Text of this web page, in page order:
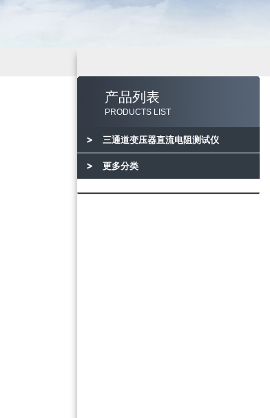
产品列表
PRODUCTS LIST
三通道变压器直流电阻测试仪
更多分类